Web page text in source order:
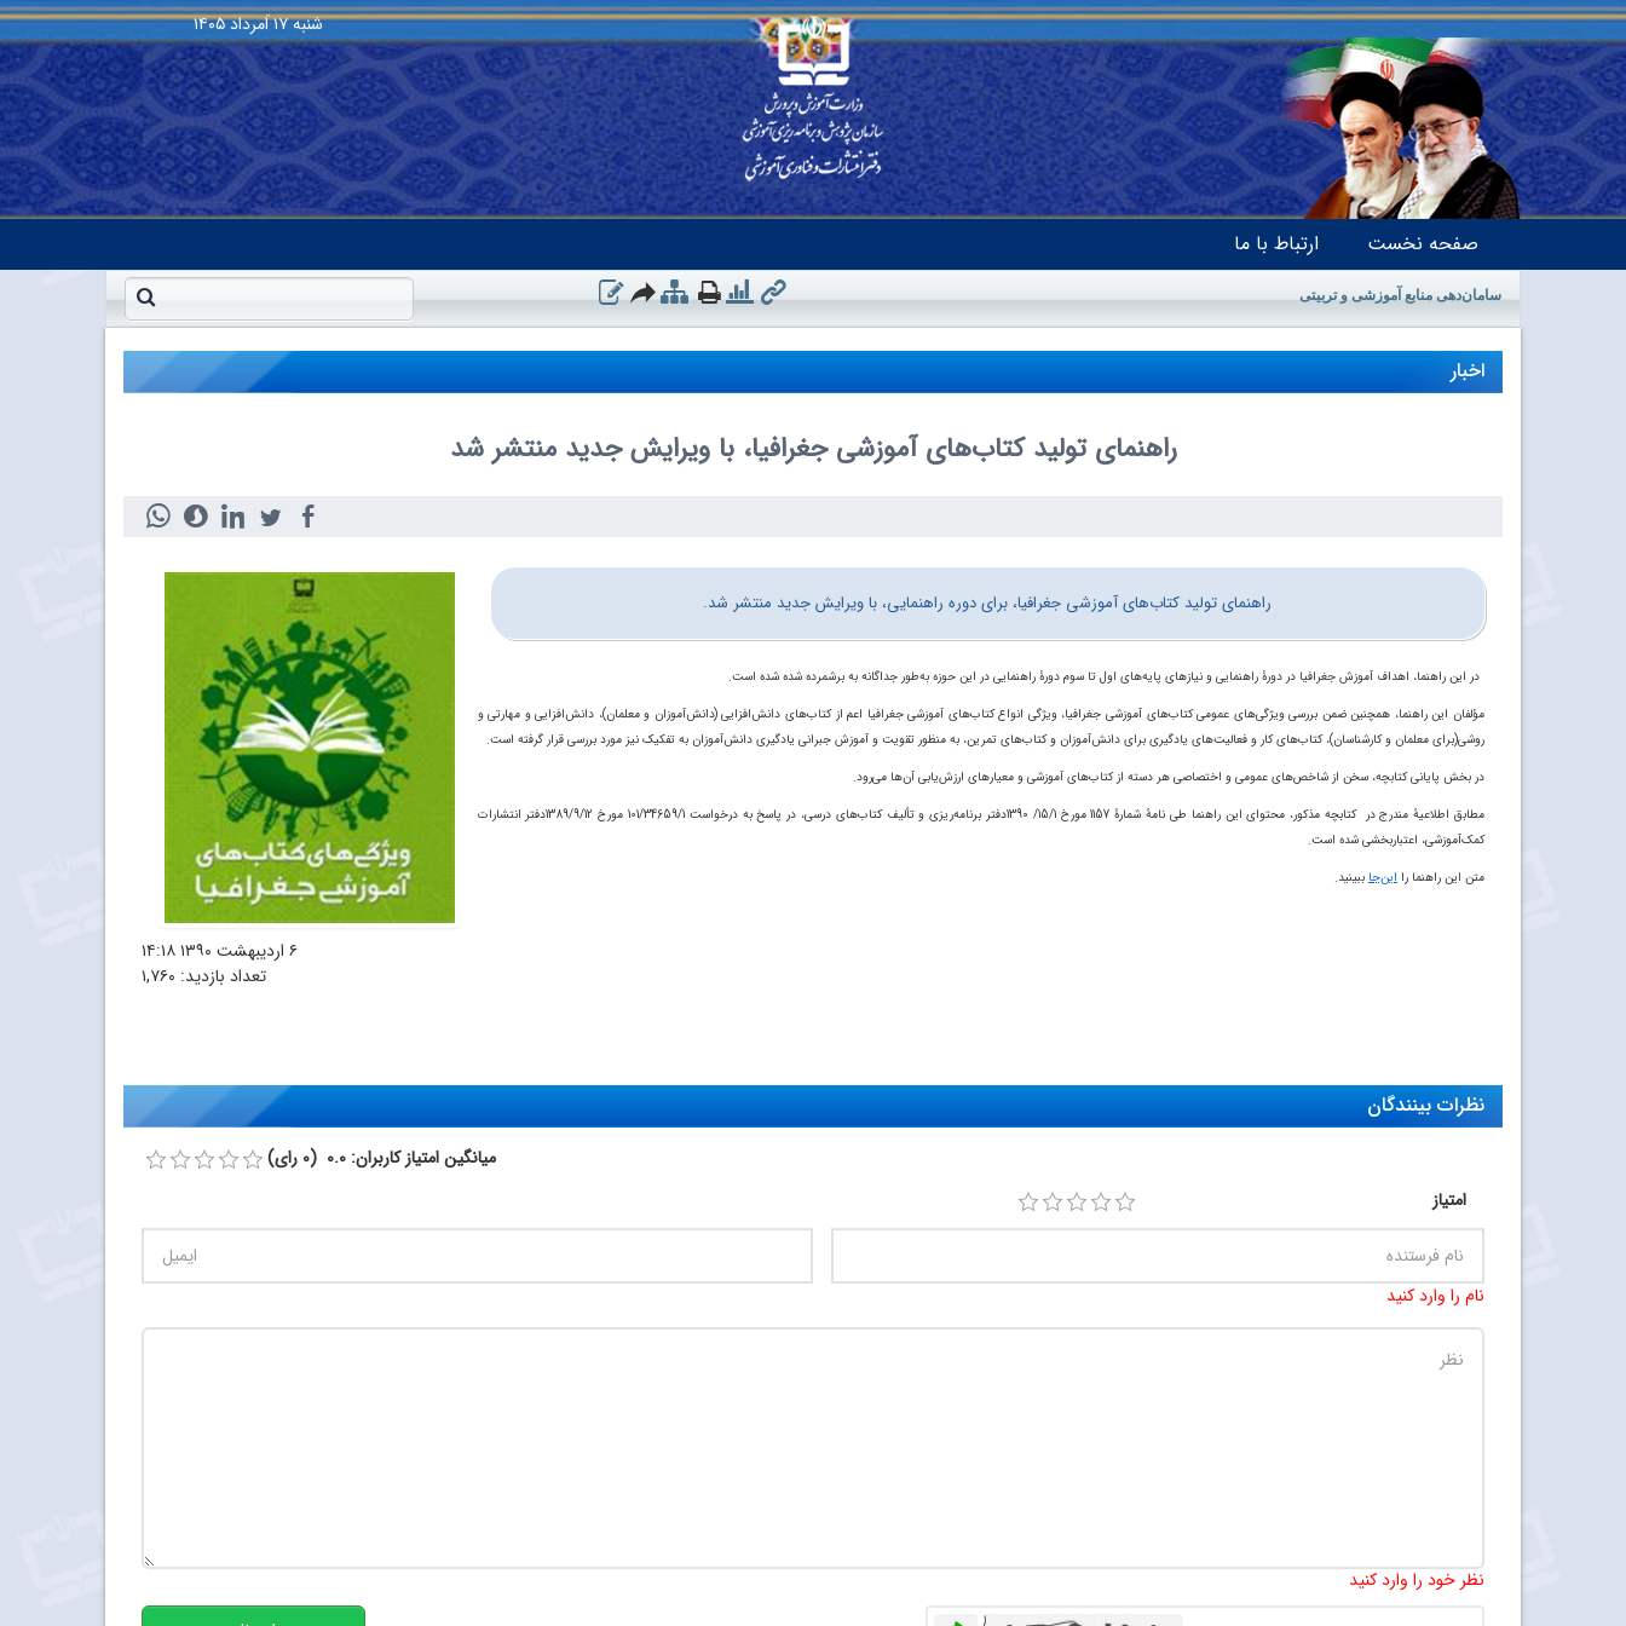
شنبه۱۷ اَمرداد ۱۴۰۵
صفحه نخست ارتباط با ما
سامان‌دهی منابع آموزشی و تربیتی
اخبار
راهنمای تولید کتاب‌های آموزشی جغرافیا، با ویرایش جدید منتشر شد
راهنمای تولید کتاب‌های آموزشی جغرافیا، برای دوره راهنمایی، با ویرایش جدید منتشر شد.
در این راهنما، اهداف آموزش جغرافیا در دورۀ راهنمایی و نیازهای پایه‌های اول تا سوم دورۀ راهنمایی در این حوزه به‌طور جداگانه به برشمرده شده شده است.
مؤلفان این راهنما، همچنین ضمن بررسی ویژگی‌های عمومی کتاب‌های آموزشی جغرافیا، ویژگی انواع کتاب‌های آموزشی جغرافیا اعم از کتاب‌های دانش‌افزایی (دانش‌آموزان و معلمان)، دانش‌افزاییو مهارتیو
روشی(برای معلمان وکارشناسان)، کتاب‌هایکار و فعالیت‌های یادگیری برای دانش‌آموزان و کتاب‌های تمرین، به منظور تقویت و آموزش جبرانی یادگیری دانش‌آموزان به تفکیک نیز مورد بررسی قرار گرفته است.
در بخش پایانی کتابچه، سخن از شاخص‌های عمومی و اختصاصی هر دسته از کتاب‌های آموزشی و معیارهای ارزش‌یابی آن‌ها می‌رود.
مطابق اطلاعیۀ مندرج در کتابچه مذکور، محتوای اینراهنما طی نامۀ شمارۀ1157مورخ 15/1/ برنامه‌ریزی وتألیفکتاب‌های درسی، در پاسخبهدرخواست 34659/1/ 101 مورخ 9/12/ 1389دفتر انتشارات
کمک‌آموزشی، اعتباربخشی شده است.
متن این راهنما را این‌جا ببینید.
۶ اردیبهشت ۱۳۹۰
۱۴:۱۸
تعداد بازدید: ۱,۷۶۰
نظرات بینندگان
میانگین امتیاز کاربران: 0.0 (0 رای)
امتیاز
نام را وارد کنید
نظر خود را وارد کنید